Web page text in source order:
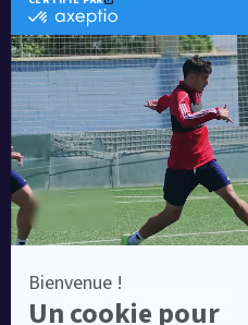
Catalogue running Ekinsport
Blog
Une société de :